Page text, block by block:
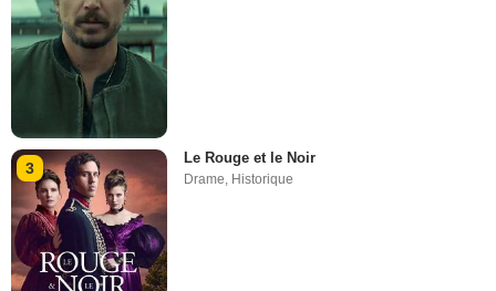
3
Le Rouge et le Noir
Drame, Historique